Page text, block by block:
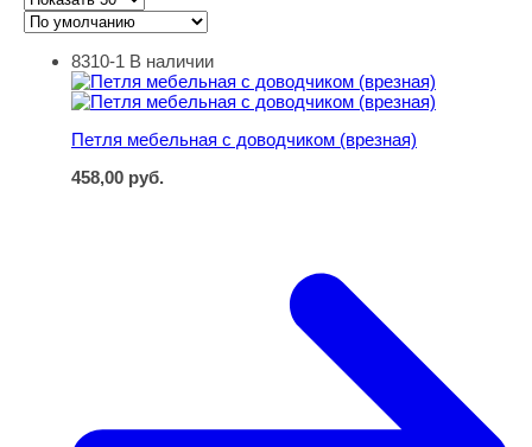
Петля мебельная с доводчиком (врезная)
8310-1 В наличии
Петля мебельная с доводчиком (врезная)
458,00 руб.